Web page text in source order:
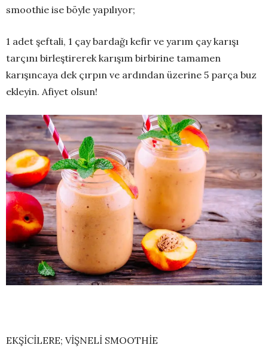
smoothie ise böyle yapılıyor;
1 adet şeftali, 1 çay bardağı kefir ve yarım çay karışı
tarçını birleştirerek karışım birbirine tamamen
karışıncaya dek çırpın ve ardından üzerine 5 parça buz
ekleyin. Afiyet olsun!
EKŞİCİLERE; VİŞNELİ SMOOTHİE